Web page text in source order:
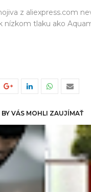
z aliexpress.com
nízkom tlaku ako
VÁS MOHLI ZAUJÍMAŤ